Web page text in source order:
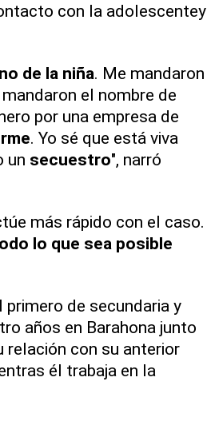
con la adolescentey
de la niña. Me mandaron
el nombre de
por una empresa de
. Yo sé que está viva
un secuestro", narró
más rápido con el caso.
lo que sea posible
primero de secundaria y
años en Barahona junto
relación con su anterior
él trabaja en la